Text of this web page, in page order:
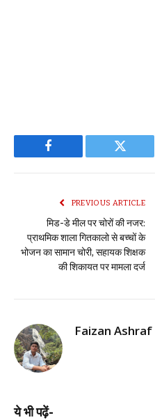
Facebook Twitter
PREVIOUS ARTICLE
मिड-डे मील पर चोरों की नजर:
प्राथमिक शाला गितकालो से बच्चों के
भोजन का सामान चोरी, सहायक शिक्षक
की शिकायत पर मामला दर्ज
Faizan Ashraf
ये भी पढ़ें-